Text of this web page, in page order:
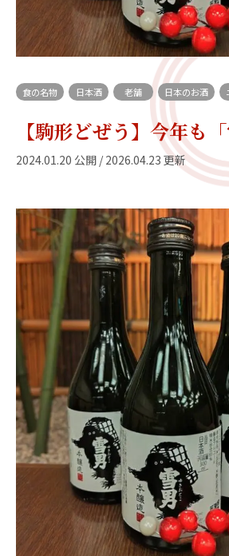
食の名物 日本酒 老舗 日本のお酒
【駒形どぜう】今年も
2024.01.20 公開 / 2026.04.23 更新